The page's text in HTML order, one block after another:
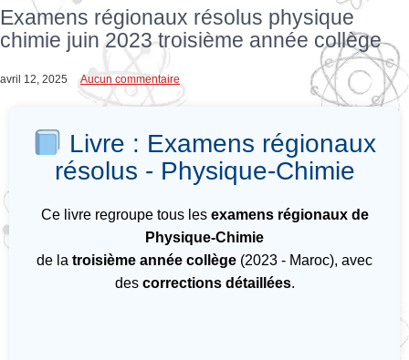
Examens régionaux résolus physique
chimie juin 2023 troisième année collège
avril 12, 2025 Aucun commentaire
Livre : Examens régionaux
résolus - Physique-Chimie
Ce livre regroupe tous les examens régionaux de
Physique-Chimie
de la troisième année collège (2023 - Maroc), avec
des corrections détaillées.